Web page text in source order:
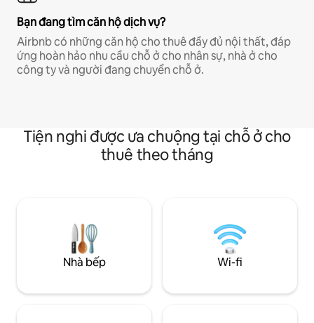
Bạn đang tìm căn hộ dịch vụ?
Airbnb có những căn hộ cho thuê đầy đủ nội thất, đáp
ứng hoàn hảo nhu cầu chỗ ở cho nhân sự, nhà ở cho
công ty và người đang chuyển chỗ ở.
Tiện nghi được ưa chuộng tại chỗ ở cho
thuê theo tháng
Nhà bếp Wi-fi